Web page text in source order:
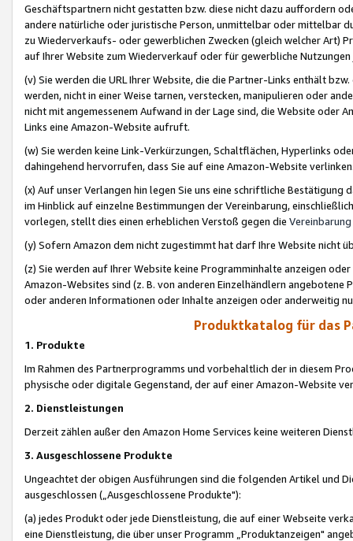
Geschäftspartnern nicht gestatten bzw. diese nicht dazu auffordern
andere natürliche oder juristische Person, unmittelbar oder mittelbar
zu Wiederverkaufs- oder gewerblichen Zwecken (gleich welcher Art)
auf Ihrer Website zum Wiederverkauf oder für gewerbliche
(v) Sie werden die URL Ihrer Website, die die Partner-Links enthält
werden, nicht in einer Weise tarnen, verstecken, manipulieren oder
nicht mit angemessenem Aufwand in der Lage sind, die Website oder
Links eine Amazon-Website aufruft.
(w) Sie werden keine Link-Verkürzungen, Schaltflächen, Hyperlinks
dahingehend hervorrufen, dass Sie auf eine Amazon-Website
(x) Auf unser Verlangen hin legen Sie uns eine schriftliche
im Hinblick auf einzelne Bestimmungen der Vereinbarung,
vorlegen, stellt dies einen erheblichen Verstoß gegen die Vereinbarung
(y) Sofern Amazon dem nicht zugestimmt hat darf Ihre Website nicht
(z) Sie werden auf Ihrer Website keine Programminhalte anzeigen
Amazon-Websites sind (z. B. von anderen Einzelhändlern
oder anderen Informationen oder Inhalte anzeigen oder anderweitig
Produktkatalog für das
1. Produkte
Im Rahmen des Partnerprogramms und vorbehaltlich der in diesem
physische oder digitale Gegenstand, der auf einer Amazon-Website
2. Dienstleistungen
Derzeit zählen außer den Amazon Home Services keine weiteren
3. Ausgeschlossene Produkte
Ungeachtet der obigen Ausführungen sind die folgenden Artikel und
ausgeschlossen („Ausgeschlossene Produkte"):
(a) jedes Produkt oder jede Dienstleistung, die auf einer Webseite
eine Dienstleistung, die über unser Programm „Produktanzeigen"